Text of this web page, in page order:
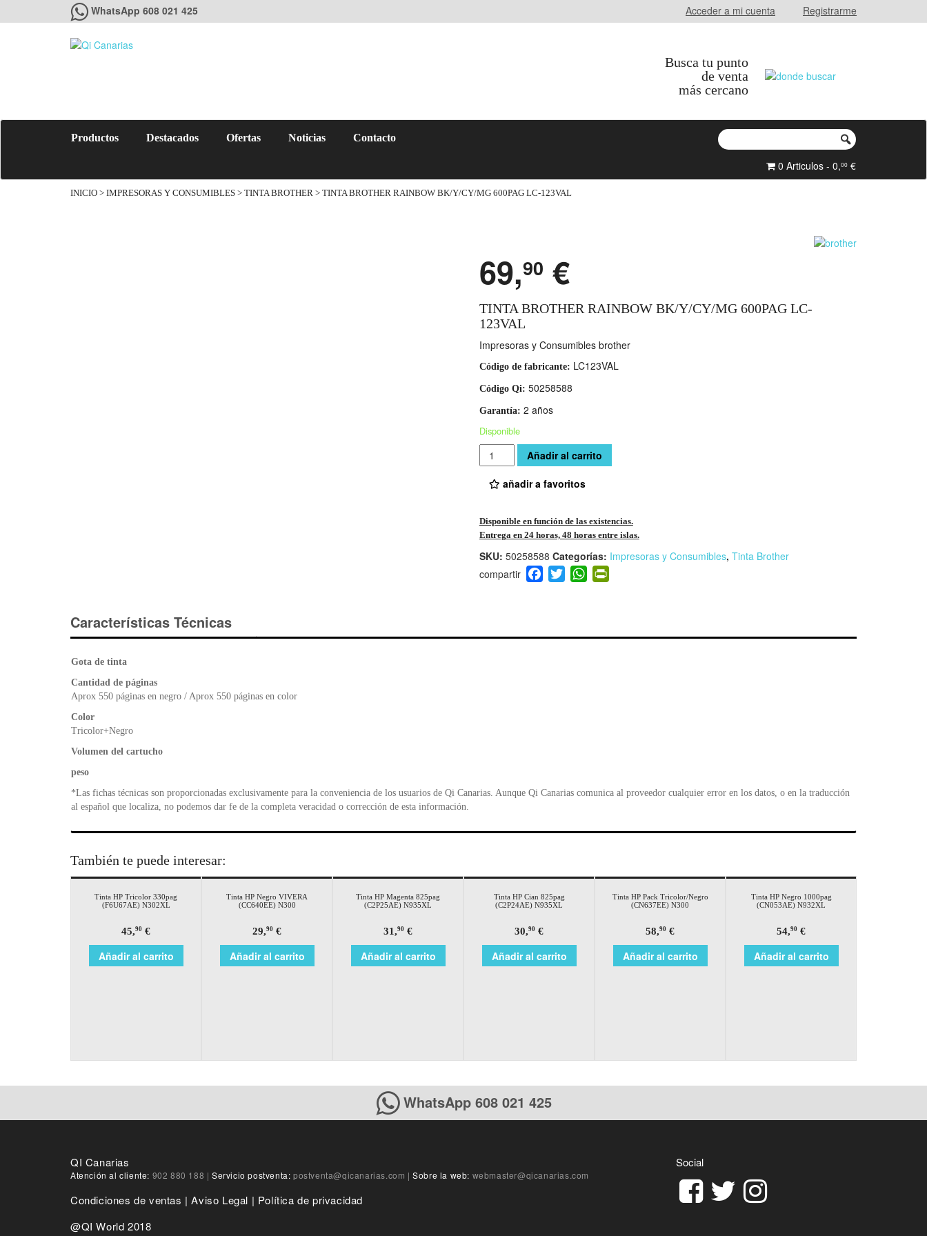
WhatsApp 608 021 425 Acceder a mi cuenta Registrarme
Busca tu punto
de venta
más cercano
Productos Destacados Ofertas Noticias Contacto
0 Articulos - 0,00 €
INICIO > IMPRESORAS Y CONSUMIBLES > TINTA BROTHER > TINTA BROTHER RAINBOW BK/Y/CY/MG 600PAG LC-123VAL
69,90 €
TINTA BROTHER RAINBOW BK/Y/CY/MG 600PAG LC-
123VAL
Impresoras y Consumibles brother
Código de fabricante: LC123VAL
Código Qi: 50258588
Garantía: 2 años
Disponible
Cantidad Añadir al carrito
añadir a favoritos
Disponible en función de las existencias.
Entrega en 24 horas, 48 horas entre islas.
SKU: 50258588 Categorías: Impresoras y Consumibles, Tinta Brother
F
a
b
T
wi
W
h
A
Pr
in
e
Características Técnicas
Gota de tinta
Cantidad de páginas
Aprox 550 páginas en negro / Aprox 550 páginas en color
Color
Tricolor+Negro
Volumen del cartucho
peso
*Las fichas técnicas son proporcionadas exclusivamente para la conveniencia de los usuarios de Qi Canarias. Aunque Qi Canarias comunica al proveedor cualquier error en los datos, o en la traducción
al español que localiza, no podemos dar fe de la completa veracidad o corrección de esta información.
También te puede interesar:
Tinta HP Tricolor 330pag
(F6U67AE) N302XL
45,90 €
Añadir al carrito
Tinta HP Negro VIVERA
(CC640EE) N300
29,90 €
Añadir al carrito
Tinta HP Magenta 825pag
(C2P25AE) N935XL
31,90 €
Añadir al carrito
Tinta HP Cian 825pag
(C2P24AE) N935XL
30,90 €
Añadir al carrito
Tinta HP Pack Tricolor/Negro
(CN637EE) N300
58,90 €
Añadir al carrito
Tinta HP Negro 1000pag
(CN053AE) N932XL
54,90 €
Añadir al carrito
WhatsApp 608 021 425
Social
QI Canarias
Atención al cliente: 902 880 188 | Servicio postventa:postventa@qicanarias.com | Sobre la web: webmaster@qicanarias.com
Condiciones de ventas |Aviso Legal | Política de privacidad
@QI World 2018